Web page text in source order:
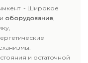
- Широкое
оборудование,
и остаточной